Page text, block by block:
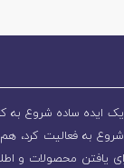
ایده ساده شروع به
به فعالیت کرد،
یافتن محصولات و